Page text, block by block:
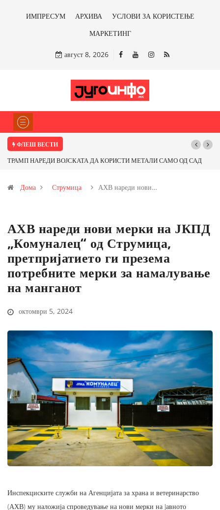
ИМПРЕСУМ АРХИВА
УСЛОВИ ЗА КОРИСТЕЊЕ
МАРКЕТИНГ
август 8, 2026
ФЛЕШ ВЕСТИ
ДА КОРИСТИ МЕТАЛИ САМО ОД САД
Почнува реконструкцијата на
Дома Струмица АХВ нареди нови…
АХВ нареди нови мерки на ЈКПД
„Комуналец“ од Струмица,
претпријатието ги презема
потребните мерки за намалување
на манганот
октомври 5, 2024
Инспекциските служби на Агенцијата за храна и ветеринарство
(АХВ) му наложија спроведување на нови мерки на Jавното